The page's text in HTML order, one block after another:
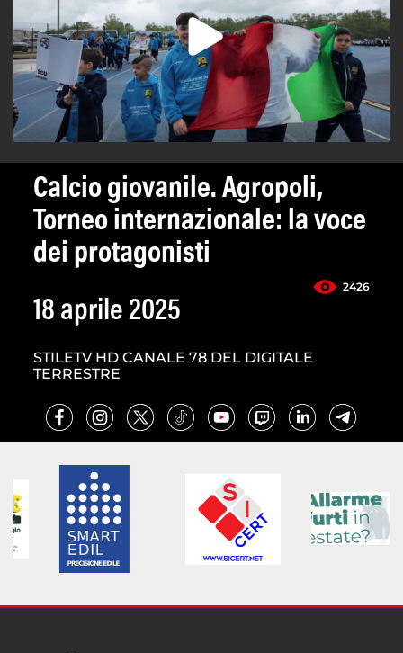
Calcio giovanile. Agropoli,
Torneo internazionale: la voce
dei protagonisti
2426
18 aprile 2025
STILETV HD CANALE 78 DEL DIGITALE
TERRESTRE